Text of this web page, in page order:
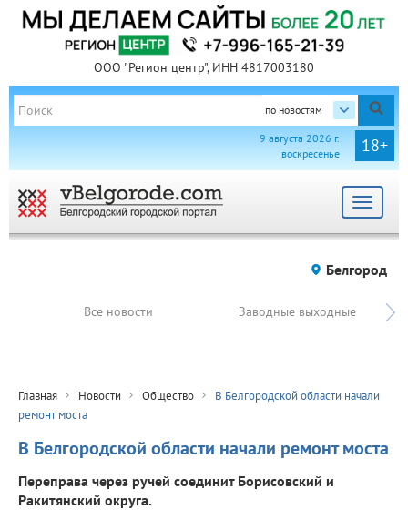
ООО "Регион центр", ИНН 4817003180
по новостям
18+
9 августа 2026 г.
воскресенье
Toggle
Белгород
Все новости Заводные выходные
Главная Новости Общество
В Белгородской области начали
ремонт моста
В Белгородской области начали ремонт моста
Переправа через ручей соединит Борисовский и
Ракитянский округа.